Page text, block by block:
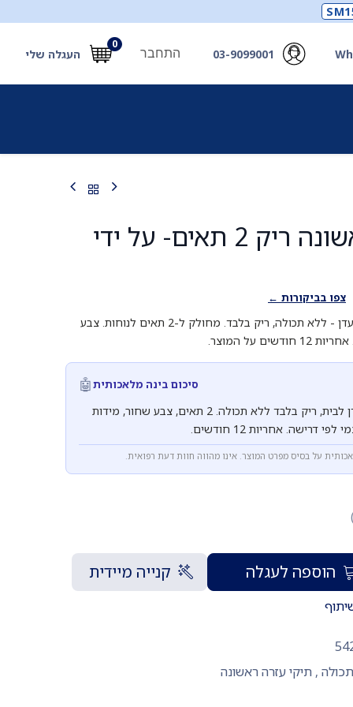
03-9099001
0
העגלה שלי התחבר
תיק עזרה ראשונה ריק 2 תאים- על ידי
צפו בביקורות ←
תיק עזרה ראשונה ביתי דגם עדן - ללא תכולה, ריק בלבד. מחולק ל-2 תאים לנוחות. צבע
סיכום בינה מלאכותית🤖
תיק עזרה ראשונה דגם עדן לבית, ריק בלבד ללא תכולה. 2 תאים, צבע שחור, מידות
על בסיס מפרט המוצר. אינו מהווה חוות דעת רפואית.
הוספה לעגלה קנייה מיידית
, תיקי עזרה ראשונה